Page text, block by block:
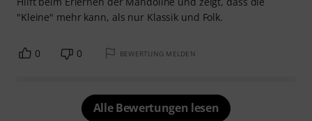
"Kleine" mehr kann, als nur Klassik und Folk.
0 0 BEWERTUNG MELDEN
Alle Bewertungen lesen